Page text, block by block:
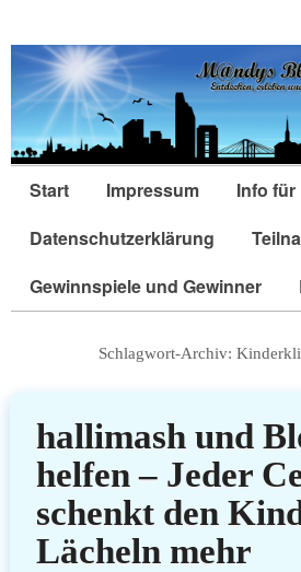
Start Impressum
Info für
Datenschutzerklärung
Gewinnspiele und Gewinner
Schlagwort-Archiv:
hallimash und
helfen – Jeder
schenkt den
Lächeln mehr